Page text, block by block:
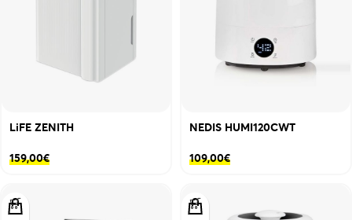
LiFE ZENITH
159,00€
NEDIS HUMI120CWT
109,00€